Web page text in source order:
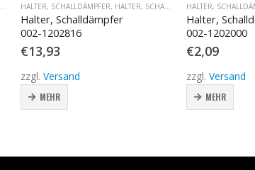
HALTER, SCHALLDÄMPFER, HALTER, SCHALLDÄMPFER
Halter, Schalldämpfer
002-1202000
€2,09
zzgl. Versand
MEHR
HALTER,
Halter,
002-2103075
€0,74
zzgl. Versand
MEHR